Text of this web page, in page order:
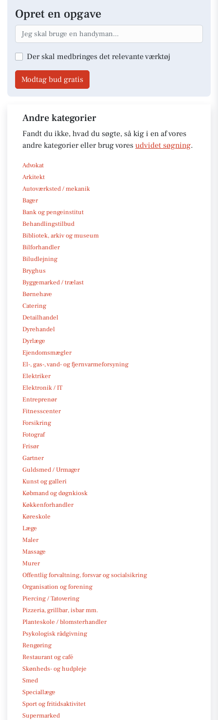
Opret en opgave
Der skal medbringes det relevante værktøj
Modtag bud gratis
Andre kategorier
Fandt du ikke, hvad du søgte, så kig i en af vores
andre kategorier eller brug vores udvidet søgning.
Advokat
Arkitekt
Autoværksted / mekanik
Bager
Bank og pengeinstitut
Behandlingstilbud
Bibliotek, arkiv og museum
Bilforhandler
Biludlejning
Bryghus
Byggemarked / trælast
Børnehave
Catering
Detailhandel
Dyrehandel
Dyrlæge
Ejendomsmægler
El-, gas-, vand- og fjernvarmeforsyning
Elektriker
Elektronik / IT
Entreprenør
Fitnesscenter
Forsikring
Fotograf
Frisør
Gartner
Guldsmed / Urmager
Kunst og galleri
Købmand og døgnkiosk
Køkkenforhandler
Køreskole
Læge
Maler
Massage
Murer
Offentlig forvaltning, forsvar og socialsikring
Organisation og forening
Piercing / Tatovering
Pizzeria, grillbar, isbar mm.
Planteskole / blomsterhandler
Psykologisk rådgivning
Rengøring
Restaurant og café
Skønheds- og hudpleje
Smed
Speciallæge
Sport og fritidsaktivitet
Supermarked